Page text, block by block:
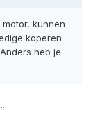
kunnen
koperen
heb je